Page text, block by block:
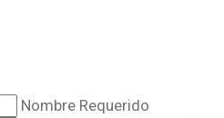
Nombre Requerido